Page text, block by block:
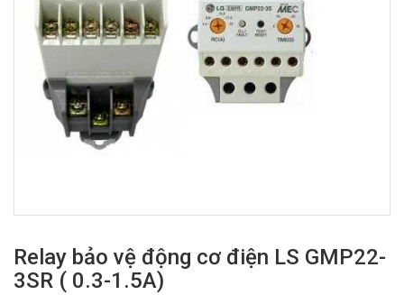
Relay bảo vệ động cơ điện LS GMP22-
3SR ( 0.3-1.5A)